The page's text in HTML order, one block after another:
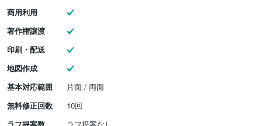
商用利用
著作権譲渡
印刷・配送
地図作成
基本対応範囲
片面 / 両面
無料修正回数
10回